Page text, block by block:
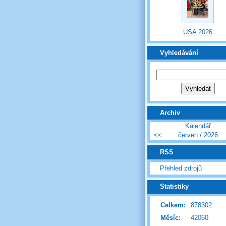
USA 2026
Vyhledávání
Archiv
Kalendář
<<
červen/ 2026
RSS
Přehled zdrojů
Statistiky
Celkem:
878302
Měsíc:
42060